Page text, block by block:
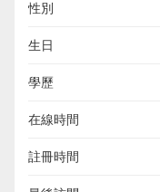
性別
生日
學歷
在線時間
註冊時間